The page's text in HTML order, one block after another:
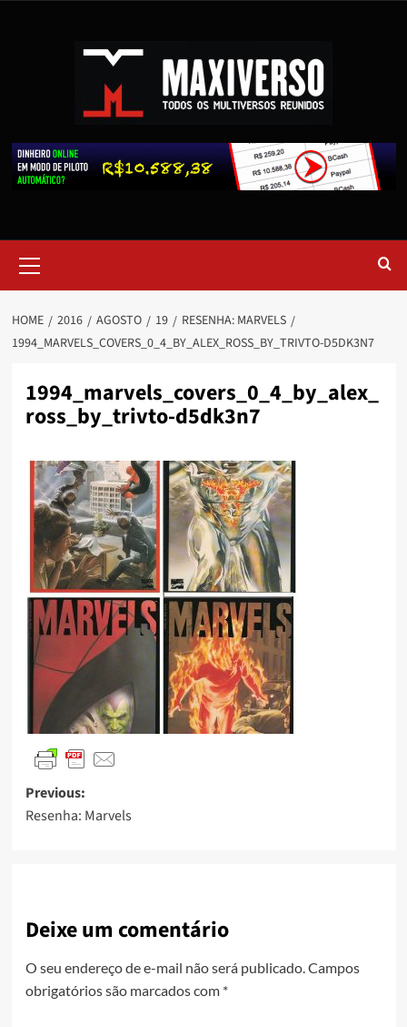
HOME 2016 AGOSTO 19
RESENHA: MARVELS
1994_MARVELS_COVERS_0_4_BY_ALEX_ROSS_BY_TRIVTO-D5DK3N7
1994_marvels_covers_0_4_by_alex_
ross_by_trivto-d5dk3n7
Previous:
Resenha: Marvels
Deixe um comentário
O seu endereço de e-mail não será publicado. Campos
obrigatórios são marcados com *